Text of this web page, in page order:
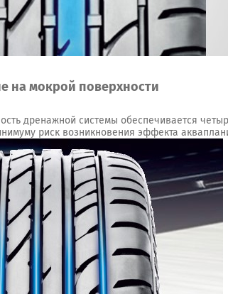
на мокрой поверхности
дренажной системы обеспечивается
риск возникновения эффекта